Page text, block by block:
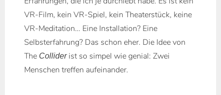
VR-Film, kein VR-Spiel, kein Theaterstück, keine
VR-Meditation… Eine Installation? Eine
Selbsterfahrung? Das schon eher. Die Idee von
The Collider ist so simpel wie genial: Zwei
Menschen treffen aufeinander.